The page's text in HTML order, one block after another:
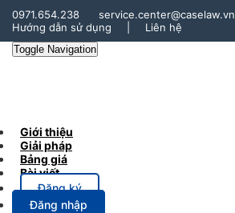
0971.654.238
service.center@caselaw.vn
Hướng dẫn sử dụng
Liên hệ
Toggle Navigation
Giới thiệu
Giải pháp
Bảng giá
Bài viết
Đăng ký
Đăng nhập